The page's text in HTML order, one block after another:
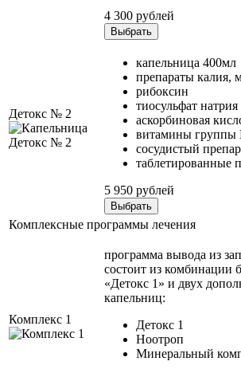
4 300 рублей
Выбрать
Детокс № 2
капельница 400мл
препараты калия,
рибоксин
тиосульфат натрия
аскорбиновая
витамины группы
сосудистый
таблетированные
5 950 рублей
Выбрать
Комплексные программы лечения
Комплекс 1
программа вывода из
состоит из комбинации
«Детокс 1» и двух
капельниц:
Детокс 1
Ноотроп
Минеральный